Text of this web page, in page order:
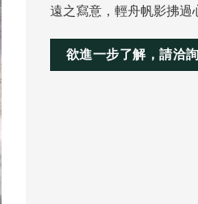
遠之寫意，輕舟帆影拂過
欲進一步了解，請洽